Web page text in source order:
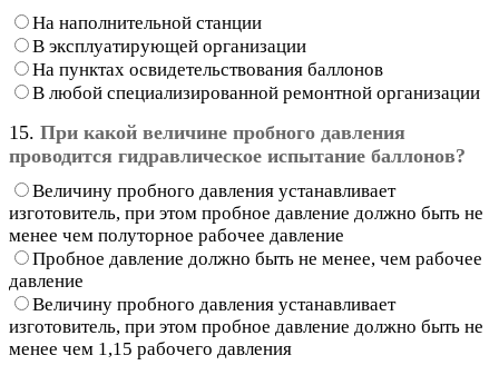
На наполнительной станции
В эксплуатирующей организации
На пунктах освидетельствования баллонов
В любой специализированной ремонтной организации
15. При какой величине пробного давления
проводится гидравлическое испытание баллонов?
Величину пробного давления устанавливает
изготовитель, при этом пробное давление должно быть не
менее чем полуторное рабочее давление
Пробное давление должно быть не менее, чем рабочее
давление
Величину пробного давления устанавливает
изготовитель, при этом пробное давление должно быть не
менее чем 1,15 рабочего давления